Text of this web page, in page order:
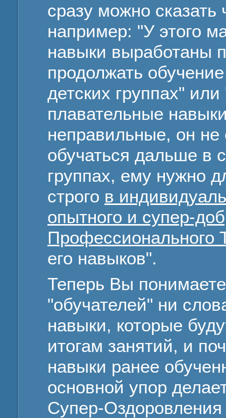
сразу можно сказать
например: "У этого
навыки выработаны
продолжать
детских группах"
плавательные
неправильные, он
обучаться дальше в
группах, ему нужно
строго в
опытного и супер-
Профессионального
его навыков".
Теперь Вы
"обучателей" ни
навыки, которые
итогам занятий, и
навыки ранее
основной упор
Супер-Оздоровления